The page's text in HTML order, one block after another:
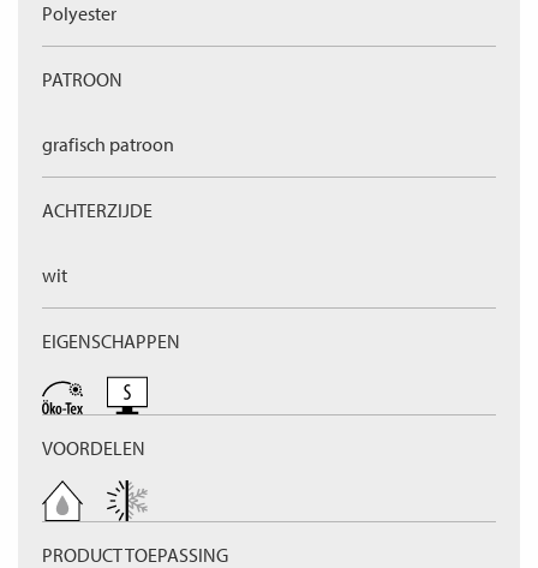
Polyester
PATROON
grafisch patroon
ACHTERZIJDE
wit
EIGENSCHAPPEN
VOORDELEN
PRODUCT TOEPASSING